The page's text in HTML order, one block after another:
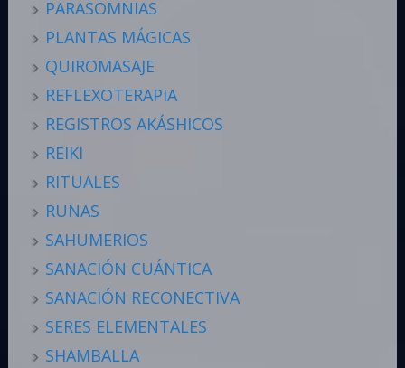
PARASOMNIAS
PLANTAS MÁGICAS
QUIROMASAJE
REFLEXOTERAPIA
REGISTROS AKÁSHICOS
REIKI
RITUALES
RUNAS
SAHUMERIOS
SANACIÓN CUÁNTICA
SANACIÓN RECONECTIVA
SERES ELEMENTALES
SHAMBALLA